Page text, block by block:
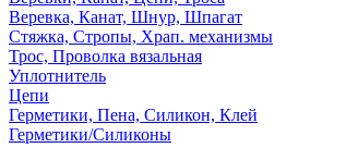
Веревка, Канат, Шнур, Шпагат
Стяжка, Стропы, Храп. механизмы
Трос, Проволка вязальная
Уплотнитель
Цепи
Герметики, Пена, Силикон, Клей
Герметики/Силиконы